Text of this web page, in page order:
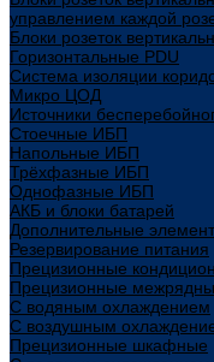
управлением каждой
Блоки розеток
Горизонтальные PDU
Система изоляции
Микро ЦОД
Источники
Стоечные ИБП
Напольные ИБП
Трёхфазные ИБП
Однофазные ИБП
АКБ и блоки батарей
Дополнительные
Резервирование питания
Прецизионные
Прецизионные
С водяным охлаждением
С воздушным
Прецизионные шкафные